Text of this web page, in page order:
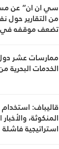
سي ان ان” عن
من التقارير حول
تضعف موقفه في
ممارسات عشر
الخدمات البحرية
قاليباف:
المنكوثة،
استراتيجية فاشلة